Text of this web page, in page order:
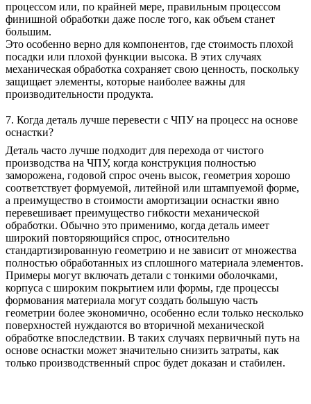
процессом или, по крайней мере, правильным процессом
финишной обработки даже после того, как объем станет
большим.
Это особенно верно для компонентов, где стоимость плохой
посадки или плохой функции высока. В этих случаях
механическая обработка сохраняет свою ценность, поскольку
защищает элементы, которые наиболее важны для
производительности продукта.
7. Когда деталь лучше перевести с ЧПУ на процесс на основе
оснастки?
Деталь часто лучше подходит для перехода от чистого
производства на ЧПУ, когда конструкция полностью
заморожена, годовой спрос очень высок, геометрия хорошо
соответствует формуемой, литейной или штампуемой форме,
а преимущество в стоимости амортизации оснастки явно
перевешивает преимущество гибкости механической
обработки. Обычно это применимо, когда деталь имеет
широкий повторяющийся спрос, относительно
стандартизированную геометрию и не зависит от множества
полностью обработанных из сплошного материала элементов.
Примеры могут включать детали с тонкими оболочками,
корпуса с широким покрытием или формы, где процессы
формования материала могут создать большую часть
геометрии более экономично, особенно если только несколько
поверхностей нуждаются во вторичной механической
обработке впоследствии. В таких случаях первичный путь на
основе оснастки может значительно снизить затраты, как
только производственный спрос будет доказан и стабилен.